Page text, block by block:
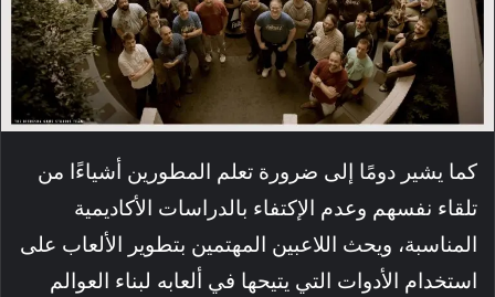
كما يشير دومًا إلى ضرورة تعلم المطورين أشياءًا من
تلقاء نفسهم وعدم الإكتفاء بالدراسات الأكاديمية
المناسبة، ويحث اللاعبين المهتمين بتطوير الألعاب على
استخدام الأدوات التي يتيحها في ألعابه لبناء العوالم